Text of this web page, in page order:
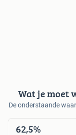
Wat je moet
De onderstaande
62,5%